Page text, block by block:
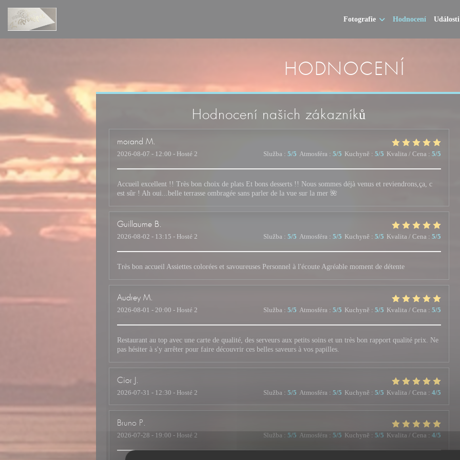
Fotografie Hodnocení Události
HODNOCENÍ
Hodnocení našich zákazníků
morand M
2026-08-07 - 12:00 - Hosté 2 Služba : 5/5 Atmosféra : 5/5 Kuchyně : 5/5 Kvalita / Cena : 5/5
Accueil excellent !! Très bon choix de plats Et bons desserts !! Nous sommes déjà venus et reviendrons,ça, c
est sûr ! Ah oui...belle terrasse ombragée sans parler de la vue sur la mer 🌺
Guillaume B
2026-08-02 - 13:15 - Hosté 2 Služba : 5/5 Atmosféra : 5/5 Kuchyně : 5/5 Kvalita / Cena : 5/5
Très bon accueil Assiettes colorées et savoureuses Personnel à l'écoute Agréable moment de détente
Audrey M
2026-08-01 - 20:00 - Hosté 2 Služba : 5/5 Atmosféra : 5/5 Kuchyně : 5/5 Kvalita / Cena : 5/5
Restaurant au top avec une carte de qualité, des serveurs aux petits soins et un très bon rapport qualité prix. Ne
pas hésiter à s'y arrêter pour faire découvrir ces belles saveurs à vos papilles.
Cior
2026-07-31 - 12:30 - Hosté 2 Služba : 5/5 Atmosféra : 5/5 Kuchyně : 5/5 Kvalita / Cena : 4/5
Bruno P
2026-07-28 - 19:00 - Hosté 2 Služba : 5/5 Atmosféra : 5/5 Kuchyně : 5/5 Kvalita / Cena : 4/5